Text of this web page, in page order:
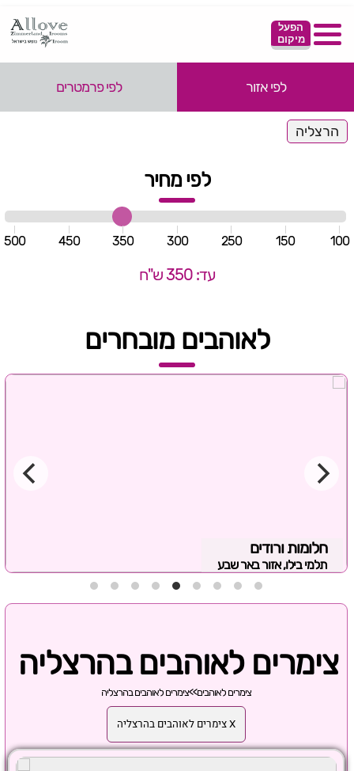
הפעל
מיקום
לפי אזור לפי פרמטרים
הרצליה
לפי מחיר
100
150
250
300
350
450
500
עד: 350 ש"ח
לאוהבים מובחרים
חלומות ורודים
תלמי בילו, אזור באר שבע
צימרים לאוהבים בהרצליה
צימרים לאוהבים>>צימרים לאוהבים בהרצליה
X צימרים לאוהבים בהרצליה